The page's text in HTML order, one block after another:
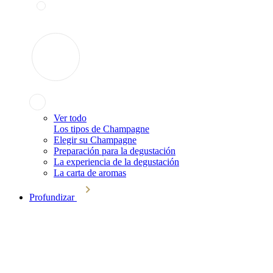
Ver todo
Los tipos de Champagne
Elegir su Champagne
Preparación para la degustación
La experiencia de la degustación
La carta de aromas
Profundizar